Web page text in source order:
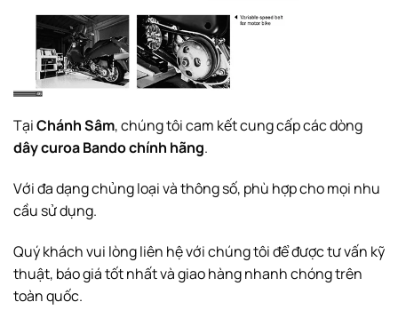
TạiChánh Sâm, chúng tôi cam kết cung cấp các dòng
dây curoa Bando chính hãng.
Với đa dạng chủng loại và thông số, phù hợp cho mọi nhu
cầu sử dụng.
Quý khách vui lòng liên hệ với chúng tôi để được tư vấn kỹ
thuật, báo giá tốt nhất và giao hàng nhanh chóng trên
toàn quốc.